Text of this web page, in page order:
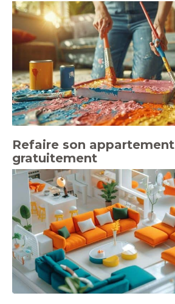
Refaire son appartement
gratuitement